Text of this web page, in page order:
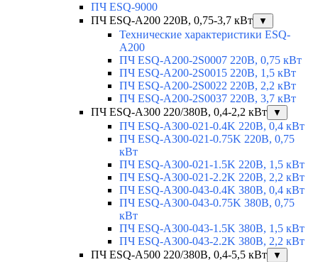
ПЧ ESQ-9000
ПЧ ESQ-A200 220В, 0,75-3,7 кВт
▼
Технические характеристики ESQ-
A200
ПЧ ESQ-A200-2S0007 220В, 0,75 кВт
ПЧ ESQ-A200-2S0015 220В, 1,5 кВт
ПЧ ESQ-A200-2S0022 220В, 2,2 кВт
ПЧ ESQ-A200-2S0037 220В, 3,7 кВт
ПЧ ESQ-A300 220/380В, 0,4-2,2 кВт
▼
ПЧ ESQ-A300-021-0.4K 220В, 0,4 кВт
ПЧ ESQ-A300-021-0.75K 220В, 0,75
кВт
ПЧ ESQ-A300-021-1.5K 220В, 1,5 кВт
ПЧ ESQ-A300-021-2.2K 220В, 2,2 кВт
ПЧ ESQ-A300-043-0.4K 380В, 0,4 кВт
ПЧ ESQ-A300-043-0.75K 380В, 0,75
кВт
ПЧ ESQ-A300-043-1.5K 380В, 1,5 кВт
ПЧ ESQ-A300-043-2.2K 380В, 2,2 кВт
ПЧ ESQ-A500 220/380В, 0,4-5,5 кВт
▼